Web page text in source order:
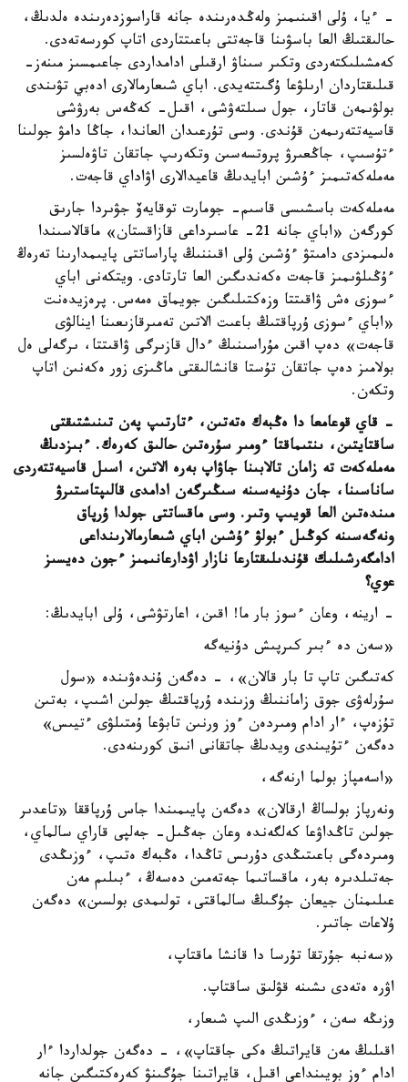
- ءيا، ۇلى اقىنىمىز ولەڭدەرىندە جانە قاراسوزدەرىندە ەلدىڭ،
حالىقتىڭ العا باسۋىنا قاجەتتى باعىتتاردى اتاپ كورسەتەدى.
كەمشىلىكتەردى وتكىر سىناۋ ارقىلى ادامداردى جاعىمسىز مىنەز-
قىلىقتاردان ارىلۋعا ۇگىتتەيدى. اباي شىعارمالارى ادەبي تۋىندى
بولۋىمەن قاتار، جول سىلتەۋشى، اقىل- كەڭەس بەرۋشى
قاسيەتتەرىمەن قۇندى. وسى تۇرعىدان العاندا، جاڭا دامۋ جولىنا
ءتۇسىپ، جاڭعىرۋ پروتسەسىن وتكەرىپ جاتقان تاۋەلسىز
مەملەكەتىمىز ءۇشىن ابايدىڭ قاعيدالارى اۋاداي قاجەت.
مەملەكەت باسشىسى قاسىم- جومارت توقايەۆ جۋىردا جارىق
كورگەن «اباي جانە 21- عاسىرداعى قازاقستان» ماقالاسىندا
ەلىمىزدى دامىتۋ ءۇشىن ۇلى اقىننىڭ پاراساتتى پايىمدارىنا تەرەڭ
ءۇڭىلۋىمىز قاجەت ەكەندىگىن العا تارتادى. ويتكەنى اباي
ءسوزى ەش ۋاقىتتا وزەكتىلىگىن جويماق ەمەس. پرەزيدەنت
«اباي ءسوزى ۇرپاقتىڭ باعىت الاتىن تەمىرقازىعىنا اينالۋى
قاجەت» دەپ اقىن مۇراسىنىڭ ءدال قازىرگى ۋاقىتتا، ىرگەلى ەل
بولامىز دەپ جاتقان تۇستا قانشالىقتى ماڭىزى زور ەكەنىن اتاپ
وتكەن.
- قاي قوعامعا دا ەڭبەك ەتەتىن، ءتارتىپ پەن تىنىشتىقتى
ساقتايتىن، ىنتىماقتا ءومىر سۇرەتىن حالىق كەرەك. ءبىزدىڭ
مەملەكەت تە زامان تالابىنا جاۋاپ بەرە الاتىن، اسىل قاسيەتتەردى
ساناسىنا، جان دۇنيەسىنە سىڭىرگەن ادامدى قالىپتاستىرۋ
مىندەتىن العا قويىپ وتىر. وسى ماقساتتى جولدا ۇرپاق
ونەگەسىنە كوڭىل ءبولۋ ءۇشىن اباي شىعارمالارىنداعى
ادامگەرشىلىك قۇندىلىقتارعا نازار اۋدارعانىمىز ءجون دەيسىز
عوي؟
- ارينە، وعان ءسوز بار ما! اقىن، اعارتۋشى، ۇلى ابايدىڭ:
«سەن دە ءبىر كىرپىش دۇنيەگە
كەتىگىن تاپ تا بار قالان»، - دەگەن ۇندەۋىندە «سول
سۇرلەۋى جوق زاماننىڭ وزىندە ۇرپاقتىڭ جولىن اشىپ، بەتىن
تۇزەپ، ءار ادام ومىردەن ءوز ورنىن تابۋعا ۇمتىلۋى ءتيىس»
دەگەن ءتۇيىندى ويدىڭ جاتقانى انىق كورىنەدى.
«اسەمپاز بولما ارنەگە،
ونەرپاز بولساڭ ارقالان» دەگەن پايىمىندا جاس ۇرپاققا «تاعدىر
جولىن تاڭداۋعا كەلگەندە وعان جەڭىل- جەلپى قاراي سالماي،
ومىردەگى باعىتىڭدى دۇرىس تاڭدا، ەڭبەك ەتىپ، ءوزىڭدى
جەتىلدىرە بەر، ماقساتىما جەتەمىن دەسەڭ، ءبىلىم مەن
عىلىمنان جيعان جۇگىڭ سالماقتى، تولىمدى بولسىن» دەگەن
ۇلاعات جاتىر.
«سەنبە جۇرتقا تۇرسا دا قانشا ماقتاپ،
اۋرە ەتەدى ىشىنە قۋلىق ساقتاپ.
وزىڭە سەن، ءوزىڭدى الىپ شىعار،
اقىلىڭ مەن قايراتىڭ ەكى جاقتاپ»، - دەگەن جولداردا ءار
ادام ءوز بويىنداعى اقىل، قايراتىنا جۇگىنۋ كەرەكتىگىن جانە